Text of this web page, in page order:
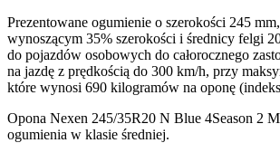
Prezentowane ogumienie o szerokości 245
wynoszącym 35% szerokości i średnicy felgi
do pojazdów osobowych do całorocznego
na jazdę z prędkością do 300 km/h, przy
które wynosi 690 kilogramów na oponę
Opona Nexen 245/35R20 N Blue 4Season 2
ogumienia w klasie średniej.